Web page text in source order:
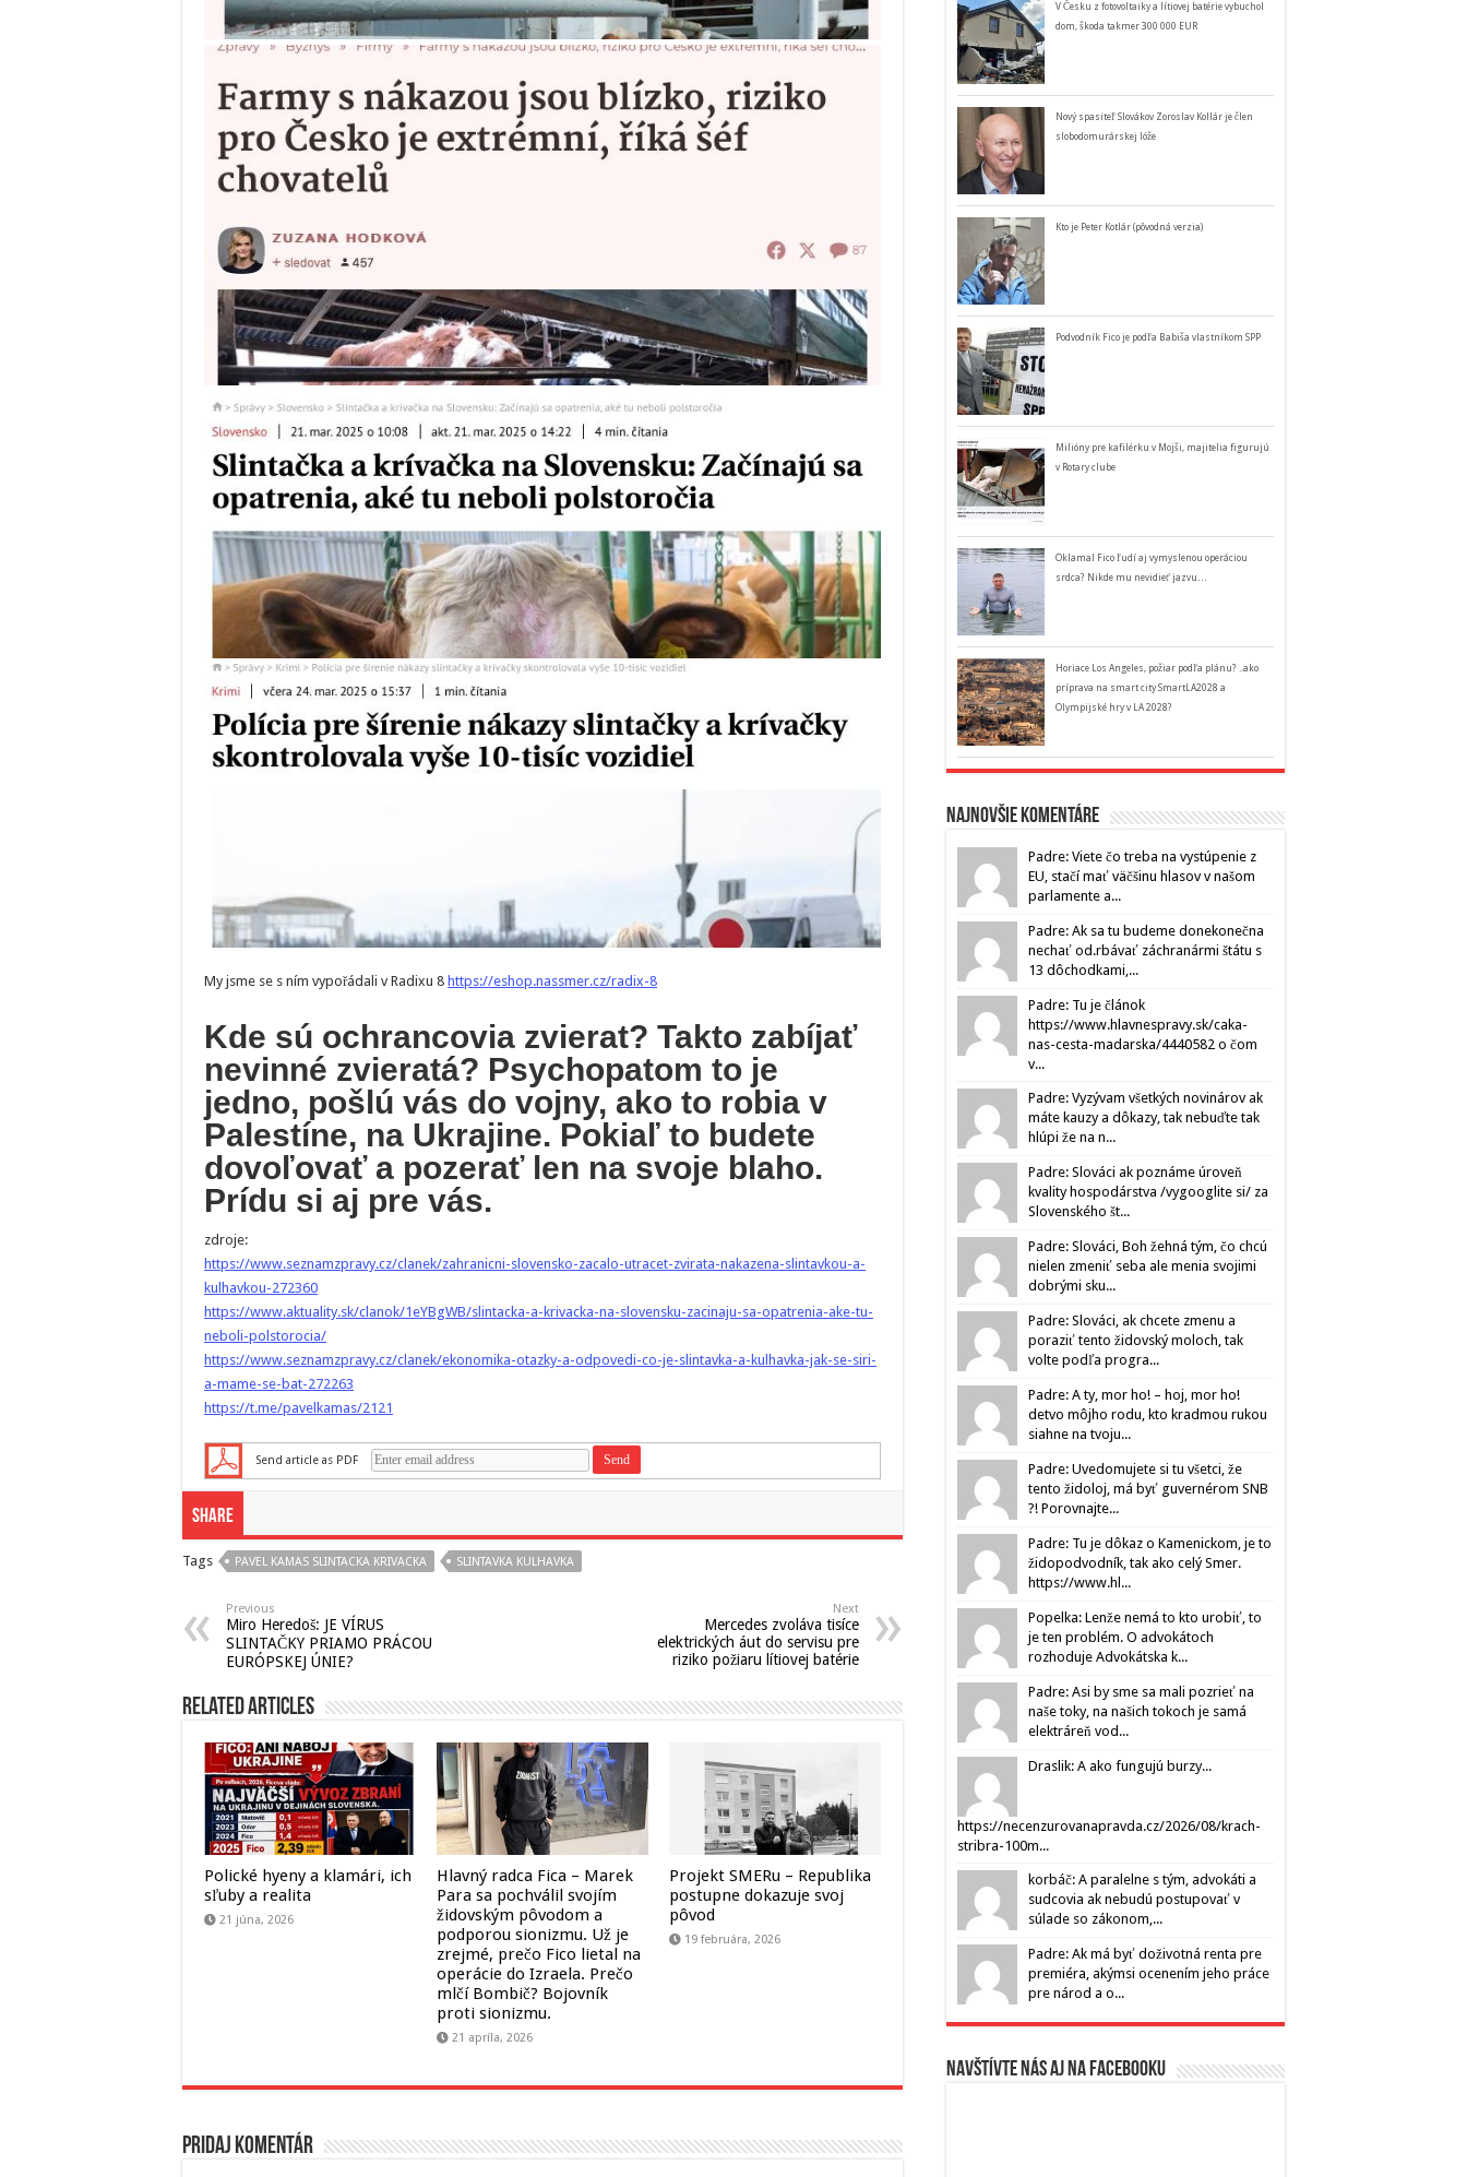
My jsme se s ním vypořádali v Radixu 8 https://eshop.nassmer.cz/radix-8
Kde sú ochrancovia zvierat? Takto zabíjať
nevinné zvieratá? Psychopatom to je
jedno, pošlú vás do vojny, ako to robia v
Palestíne, na Ukrajine. Pokiaľ to budete
dovoľovať a pozerať len na svoje blaho.
Prídu si aj pre vás.
zdroje:
https://www.seznamzpravy.cz/clanek/zahranicni-slovensko-zacalo-utracet-zvirata-nakazena-slintavkou-a-
kulhavkou-272360
https://www.aktuality.sk/clanok/1eYBgWB/slintacka-a-krivacka-na-slovensku-zacinaju-sa-opatrenia-ake-tu-
neboli-polstorocia/
https://www.seznamzpravy.cz/clanek/ekonomika-otazky-a-odpovedi-co-je-slintavka-a-kulhavka-jak-se-siri-
a-mame-se-bat-272263
https://t.me/pavelkamas/2121
Send article as PDF
Share
Tags PAVEL KAMAS SLINTACKA KRIVACKA SLINTAVKA KULHAVKA
Previous
Miro Heredoš: JE VÍRUS
SLINTAČKY PRIAMO PRÁCOU
EURÓPSKEJ ÚNIE?
Next
Mercedes zvoláva tisíce
elektrických áut do servisu pre
riziko požiaru lítiovej batérie
Related Articles
Polické hyeny a klamári, ich
sľuby a realita
21 júna, 2026
Hlavný radca Fica – Marek
Para sa pochválil svojím
židovským pôvodom a
podporou sionizmu. Už je
zrejmé, prečo Fico lietal na
operácie do Izraela. Prečo
mlčí Bombič? Bojovník
proti sionizmu.
21 apríla, 2026
Projekt SMERu – Republika
postupne dokazuje svoj
pôvod
19 februára, 2026
Pridaj komentár
V Česku z fotovoltaiky a lítiovej batérie vybuchol
dom, škoda takmer 300 000 EUR
Nový spasiteľ Slovákov Zoroslav Kollár je člen
slobodomurárskej lóže
Kto je Peter Kotlár (pôvodná verzia)
Podvodník Fico je podľa Babiša vlastníkom SPP
Milióny pre kafilérku v Mojši, majitelia figurujú
v Rotary clube
Oklamal Fico ľudí aj vymyslenou operáciou
srdca? Nikde mu nevidieť jazvu…
Horiace Los Angeles, požiar podľa plánu? ..ako
príprava na smart city SmartLA2028 a
Olympijské hry v LA 2028?
Najnovšie komentáre
Padre: Viete čo treba na vystúpenie z
EU, stačí mať väčšinu hlasov v našom
parlamente a...
Padre: Ak sa tu budeme donekonečna
nechať od.rbávať záchranármi štátu s
13 dôchodkami,...
Padre: Tu je článok
https://www.hlavnespravy.sk/caka-
nas-cesta-madarska/4440582 o čom
v...
Padre: Vyzývam všetkých novinárov ak
máte kauzy a dôkazy, tak nebuďte tak
hlúpi že na n...
Padre: Slováci ak poznáme úroveň
kvality hospodárstva /vygooglite si/ za
Slovenského št...
Padre: Slováci, Boh žehná tým, čo chcú
nielen zmeniť seba ale menia svojimi
dobrými sku...
Padre: Slováci, ak chcete zmenu a
poraziť tento židovský moloch, tak
volte podľa progra...
Padre: A ty, mor ho! – hoj, mor ho!
detvo môjho rodu, kto kradmou rukou
siahne na tvoju...
Padre: Uvedomujete si tu všetci, že
tento židoloj, má byť guvernérom SNB
?! Porovnajte...
Padre: Tu je dôkaz o Kamenickom, je to
židopodvodník, tak ako celý Smer.
https://www.hl...
Popelka: Lenže nemá to kto urobiť, to
je ten problém. O advokátoch
rozhoduje Advokátska k...
Padre: Asi by sme sa mali pozrieť na
naše toky, na našich tokoch je samá
elektráreň vod...
Draslik: A ako fungujú burzy...
https://necenzurovanapravda.cz/2026/08/krach-
stribra-100m...
korbáč: A paralelne s tým, advokáti a
sudcovia ak nebudú postupovať v
súlade so zákonom,...
Padre: Ak má byť doživotná renta pre
premiéra, akýmsi ocenením jeho práce
pre národ a o...
Navštívte nás aj na Facebooku